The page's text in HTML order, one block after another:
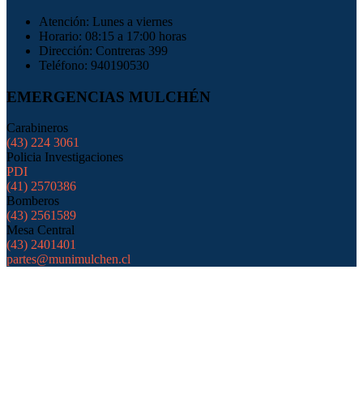
Atención: Lunes a viernes
Horario: 08:15 a 17:00 horas
Dirección: Contreras 399
Teléfono: 940190530
EMERGENCIAS MULCHÉN
Carabineros
(43) 224 3061
Policia Investigaciones
PDI
(41) 2570386
Bomberos
(43) 2561589
Mesa Central
(43) 2401401
partes@munimulchen.cl